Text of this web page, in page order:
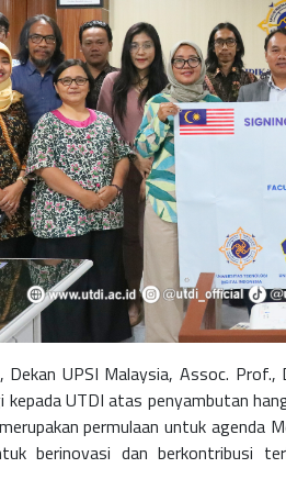
Dekan UPSI Malaysia, Assoc.
kepada UTDI atas penyambutan
permulaan untuk agenda
berinovasi dan berkontribusi